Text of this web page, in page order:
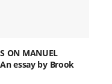
ON MANUEL
An essay by Brook